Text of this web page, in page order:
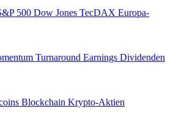
500 Dow Jones TecDAX Europa-
Turnaround Earnings Dividenden
Blockchain Krypto-Aktien